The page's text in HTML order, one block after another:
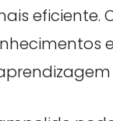
eficiente.